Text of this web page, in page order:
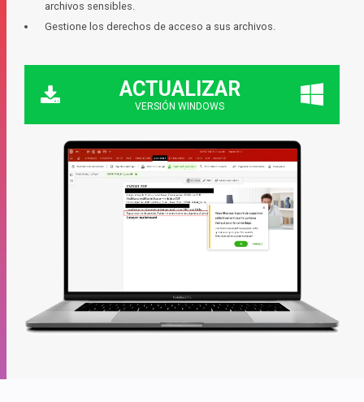
archivos sensibles.
Gestione los derechos de acceso a sus archivos.
ACTUALIZAR
VERSIÓN WINDOWS